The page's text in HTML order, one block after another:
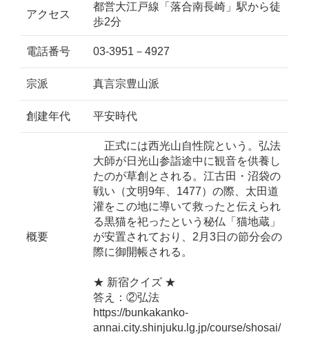
アクセス
都営大江戸線「落合南長崎」駅から徒
歩2分
電話番号 03-3951－4927
宗派 真言宗豊山派
創建年代 平安時代
概要
正式には西光山自性院という。弘法
大師が日光山参詣途中に観音を供養し
たのが草創とされる。江古田・沼袋の
戦い（文明9年、1477）の際、太田道
灌をこの地に導いて救ったと伝えられ
る黒猫を祀ったという秘仏「猫地蔵」
が安置されており、2月3日の節分会の
際に御開帳される。
★ 新宿クイズ ★
答え：②弘法
https://bunkakanko-
annai.city.shinjuku.lg.jp/course/shosai/